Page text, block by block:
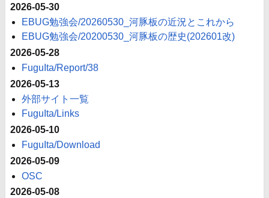
2026-05-30
EBUG勉強会/20260530_河豚板の近況とこれから
EBUG勉強会/20200530_河豚板の歴史(202601改)
2026-05-28
FuguIta/Report/38
2026-05-13
外部サイト一覧
FuguIta/Links
2026-05-10
FuguIta/Download
2026-05-09
OSC
2026-05-08